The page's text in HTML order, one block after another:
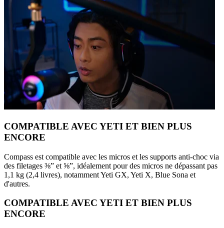
COMPATIBLE AVEC YETI ET BIEN PLUS
ENCORE
Compass est compatible avec les micros et les supports anti-choc via
des filetages ⅜” et ⅝”, idéalement pour des micros ne dépassant pas
1,1 kg (2,4 livres), notamment Yeti GX, Yeti X, Blue Sona et
d'autres.
COMPATIBLE AVEC YETI ET BIEN PLUS
ENCORE